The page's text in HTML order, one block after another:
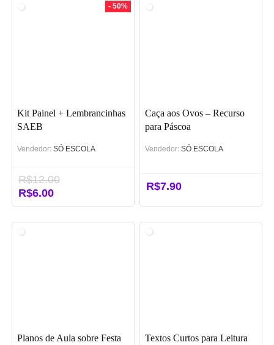
- 50%
Kit Painel + Lembrancinhas
SAEB
Vendedor: SÓ ESCOLA
R$12.00
O
preço
R$6.00O
preço
Caça aos Ovos – Recurso
para Páscoa
Vendedor: SÓ ESCOLA
R$7.90
Planos de Aula sobre Festa
Textos Curtos para Leitura